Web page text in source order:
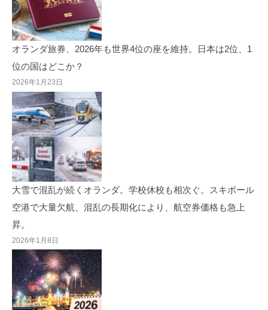
オランダ旅券、2026年も世界4位の座を維持。日本は2位、1
位の国はどこか？
2026年1月23日
大雪で混乱が続くオランダ。学校休校も相次ぐ。スキポール
空港で大量欠航、混乱の長期化により、航空券価格も急上
昇。
2026年1月8日